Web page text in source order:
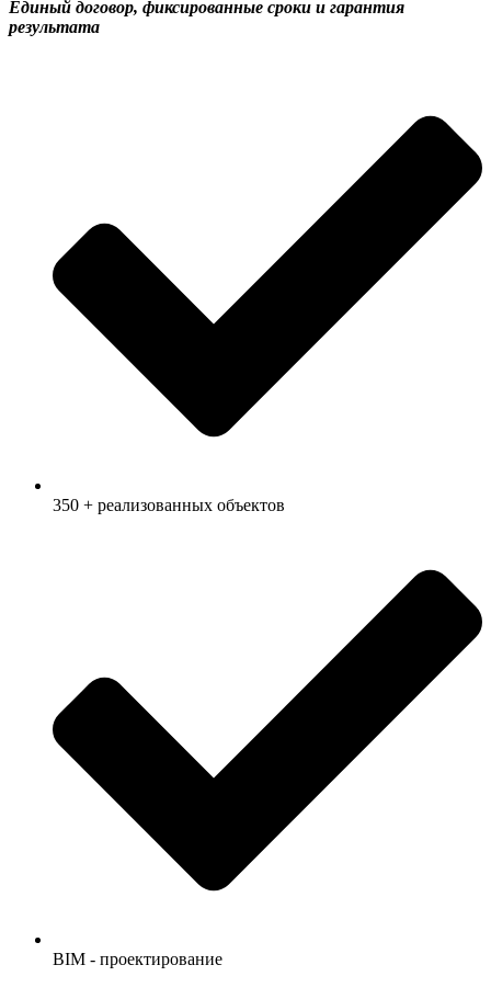
Единый договор, фиксированные сроки и гарантия
результата
350 + реализованных объектов
BIM - проектирование